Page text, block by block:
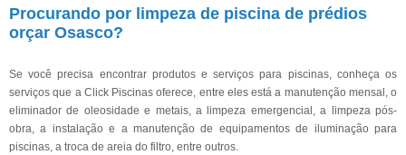
Procurando por limpeza de piscina de prédios
orçar Osasco?
Se você precisa encontrar produtos e serviços para piscinas, conheça os
serviços que a Click Piscinas oferece, entre eles está a manutenção mensal, o
eliminador de oleosidade e metais, a limpeza emergencial, a limpeza pós-
obra, a instalação e a manutenção de equipamentos de iluminação para
piscinas, a troca de areia do filtro, entre outros.